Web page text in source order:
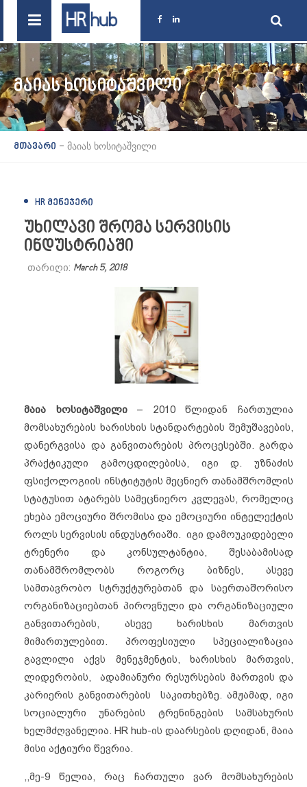
ᲛᲐᲘᲐᲡ ᲮᲝᲡᲘᲢᲐᲨᲕᲘᲚᲘ
მთავარი - მაიას ხოსიტაშვილი
HR ᲛᲔᲜᲔᲯᲔᲠᲘ
უხილავი შრომა სერვისის
ინდუსტრიაში
თარიღი: March 5, 2018
მაია ხოსიტაშვილი– 2010 წლიდან ჩართულია
მომსახურების ხარისხის სტანდარტების შემუშავების,
დანერგვისა და განვითარების პროცესებში. გარდა
პრაქტიკული გამოცდილებისა, იგი დ. უზნაძის
ფსიქოლოგიის ინსტიტუტის მეცნიერ თანამშრომლის
სტატუსით ატარებს სამეცნიერო კვლევას, რომელიც
ეხება ემოციური შრომისა და ემოციური ინტელექტის
როლს სერვისის ინდუსტრიაში. იგი დამოუკიდებელი
ტრენერი და კონსულტანტია, შესაბამისად
თანამშრომლობს როგორც ბიზნეს, ასევე
სამთავრობო სტრუქტურებთან და საერთაშორისო
ორგანიზაციებთან პიროვნული და ორგანიზაციული
განვითარების, ასევე ხარისხის მართვის
მიმართულებით. პროფესიული სპეციალიზაცია
გავლილი აქვს მენეჯმენტის, ხარისხის მართვის,
ლიდერობის, ადამიანური რესურსების მართვის და
კარიერის განვითარების საკითხებზე. ამჟამად, იგი
სოციალური უნარების ტრენინგების სამსახურის
ხელმძღვანელია. HR hub-ის დაარსების დღიდან, მაია
მისი აქტიური წევრია.
,,მე-9 წელია, რაც ჩართული ვარ მომსახურების